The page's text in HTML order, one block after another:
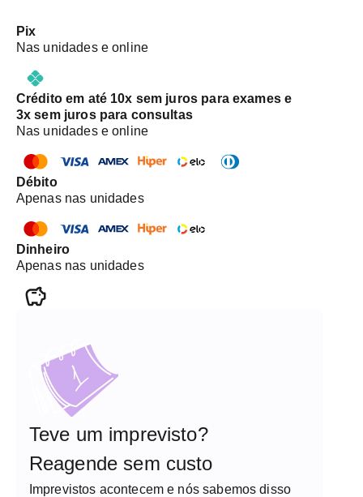
Pix
Nas unidades e online
Crédito em até 10x sem juros para exames e
3x sem juros para consultas
Nas unidades e online
Débito
Apenas nas unidades
Dinheiro
Apenas nas unidades
Teve um imprevisto?
Reagende sem custo
Imprevistos acontecem e nós sabemos disso